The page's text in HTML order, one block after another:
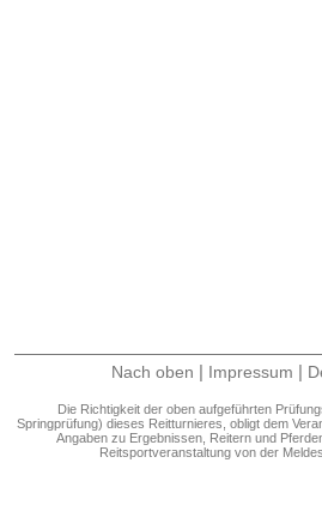
Nach oben | Impressum |
Die Richtigkeit der oben aufgeführten
Springprüfung) dieses Reitturnieres, obligt dem
Angaben zu Ergebnissen, Reitern und
Reitsportveranstaltung von der